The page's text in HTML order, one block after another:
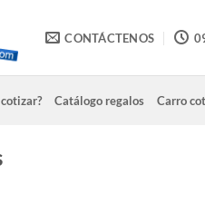
CONTÁCTENOS
Catálogo regalos Carro